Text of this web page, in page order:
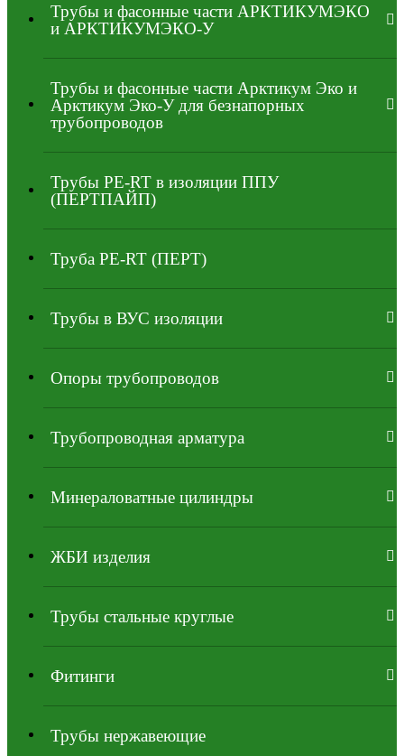
Трубы и фасонные части АРКТИКУМЭКО
и АРКТИКУМЭКО-У
Трубы и фасонные части Арктикум Эко и
Арктикум Эко-У для безнапорных
трубопроводов
Трубы PE-RT в изоляции ППУ
(ПЕРТПАЙП)
⁠Трубa PE-RT (ПЕРТ)
Трубы в ВУС изоляции
Опоры трубопроводов
Трубопроводная арматура
Минераловатные цилиндры
ЖБИ изделия
Трубы стальные круглые
Фитинги
Трубы нержавеющие